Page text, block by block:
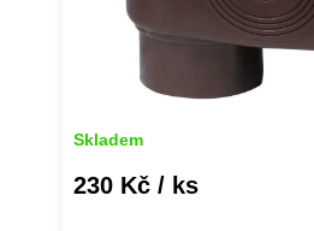
Skladem
230 Kč / ks